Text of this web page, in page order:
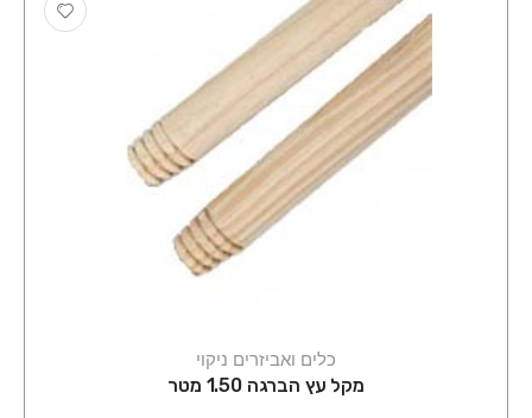
כלים ואביזרים ניקוי
מקל עץ הברגה 1.50 מטר